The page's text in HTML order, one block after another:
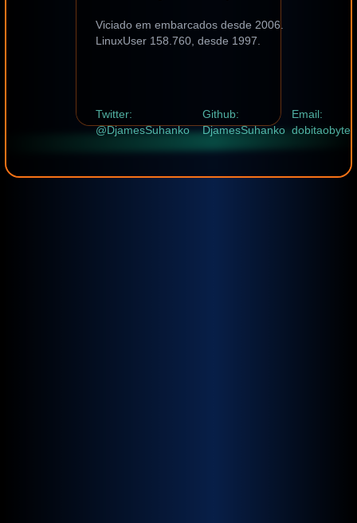
Viciado em embarcados desde 2006.
LinuxUser 158.760, desde 1997.
Twitter:
@DjamesSuhanko
Github:
DjamesSuhanko
Email: